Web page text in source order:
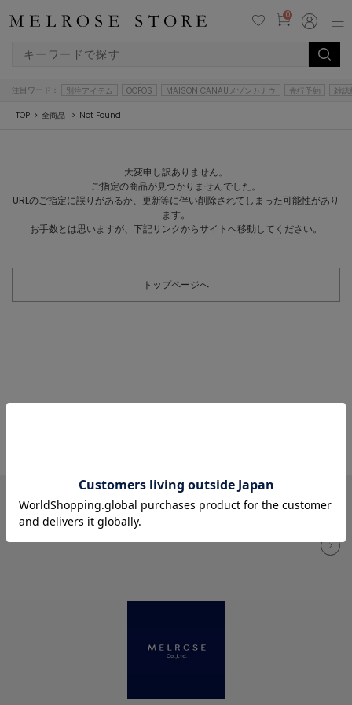
0
注目ワード： 別注アイテム OOFOS MAISON CANAUメゾンカナウ 先行予約 雑誌
TOP 全商品 Not Found
大変申し訳ありません。
ご指定の商品が見つかりませんでした。
URLのご指定に誤りがあるか、更新等に伴い削除されてしまった可能性があり
ます。
お手数とは思いますが、下記リンクからサイトへ移動してください。
トップページへ
NEWSLETTER メルマガ登録